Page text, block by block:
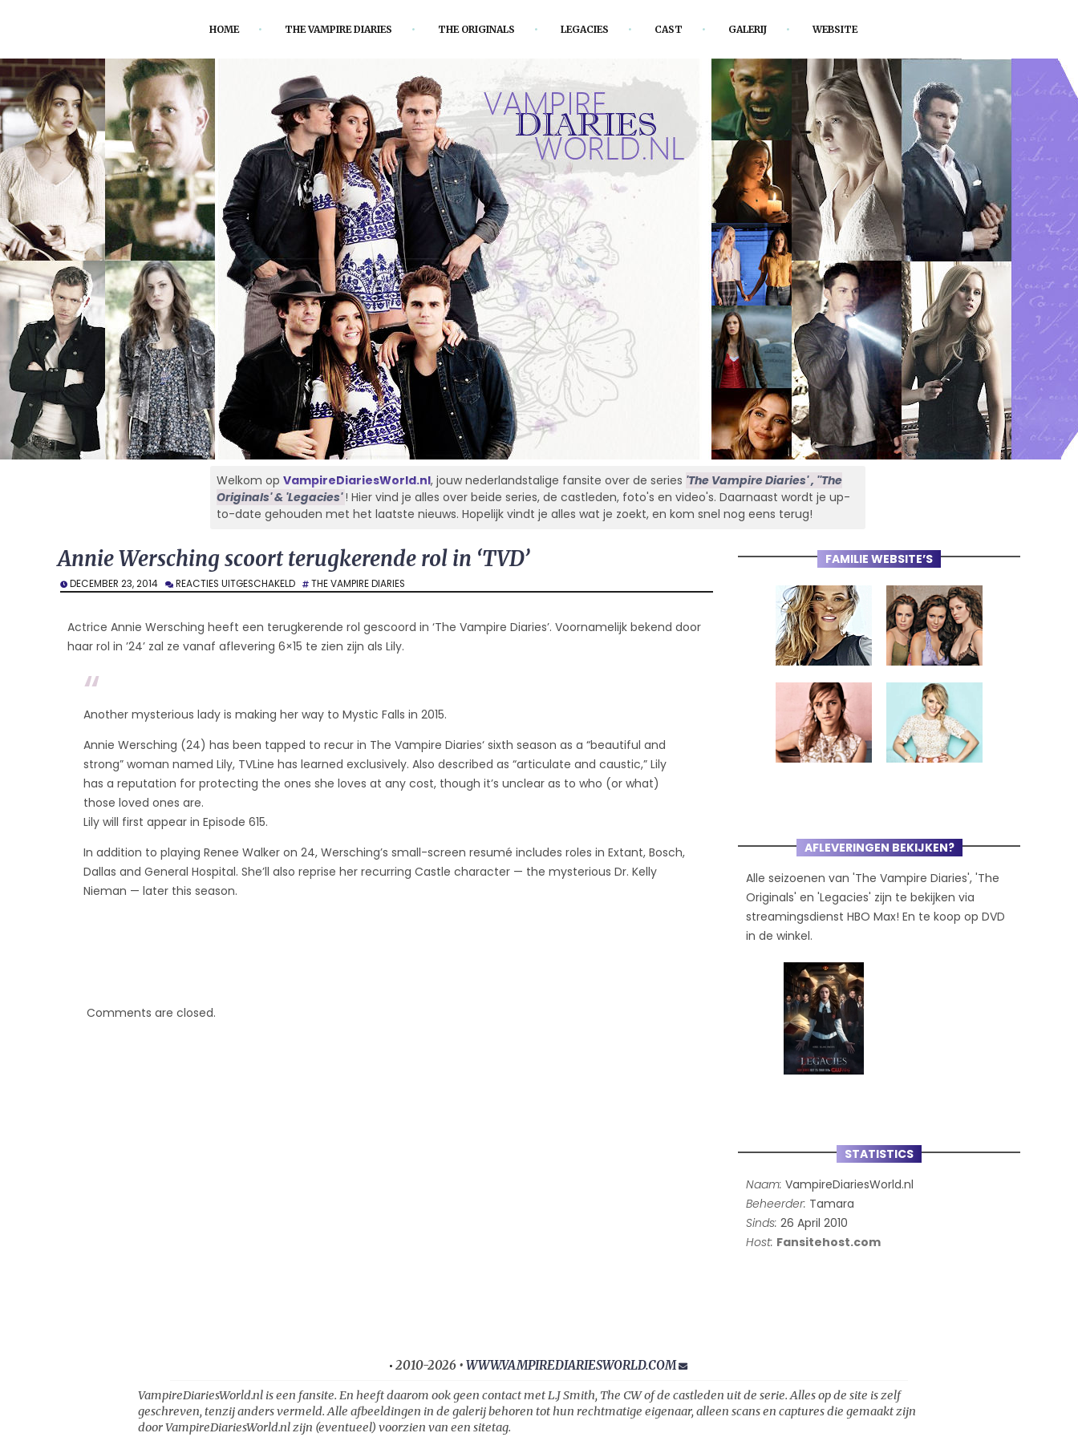
HOME THE VAMPIRE DIARIES THE ORIGINALS LEGACIES CAST GALERIJ WEBSITE
Welkom op VampireDiariesWorld.nl, jouw nederlandstalige fansite over de series 'The Vampire Diaries' , ''The
Originals' & 'Legacies'! Hier vind je alles over beide series, de castleden, foto's en video's. Daarnaast wordt je up-
to-date gehouden met het laatste nieuws. Hopelijk vindt je alles wat je zoekt, en kom snel nog eens terug!
FAMILIE WEBSITE’S
AFLEVERINGEN BEKIJKEN?
Alle seizoenen van 'The Vampire Diaries', 'The
Originals' en 'Legacies' zijn te bekijken via
streamingsdienst HBO Max! En te koop op DVD
in de winkel.
STATISTICS
Naam: VampireDiariesWorld.nl
Beheerder: Tamara
Sinds: 26 April 2010
Host: Fansitehost.com
Annie Wersching scoort terugkerende rol in ‘TVD’
DECEMBER 23, 2014 REACTIES UITGESCHAKELDVOOR
ANNIE
SCOORT
TERUGKERENDE
ROL
THE VAMPIRE DIARIES
Actrice Annie Wersching heeft een terugkerende rol gescoord in ‘The Vampire Diaries’. Voornamelijk bekend door
haar rol in ’24’ zal ze vanaf aflevering 6×15 te zien zijn als Lily.
Another mysterious lady is making her way to Mystic Falls in 2015.
Annie Wersching (24) has been tapped to recur in The Vampire Diaries‘ sixth season as a “beautiful and
strong” woman named Lily, TVLine has learned exclusively. Also described as “articulate and caustic,” Lily
has a reputation for protecting the ones she loves at any cost, though it’s unclear as to who (or what)
those loved ones are.
Lily will first appear in Episode 615.
In addition to playing Renee Walker on 24, Wersching’s small-screen resumé includes roles in Extant, Bosch,
Dallas and General Hospital. She’ll also reprise her recurring Castle character — the mysterious Dr. Kelly
Nieman — later this season.
Comments are closed.
• 2010-2026 • WWW.VAMPIREDIARIESWORLD.COM
VampireDiariesWorld.nl is een fansite. En heeft daarom ook geen contact met L.J Smith, The CW of de castleden uit de serie. Alles op de site is zelf
geschreven, tenzij anders vermeld. Alle afbeeldingen in de galerij behoren tot hun rechtmatige eigenaar, alleen scans en captures die gemaakt zijn
door VampireDiariesWorld.nl zijn (eventueel) voorzien van een sitetag.